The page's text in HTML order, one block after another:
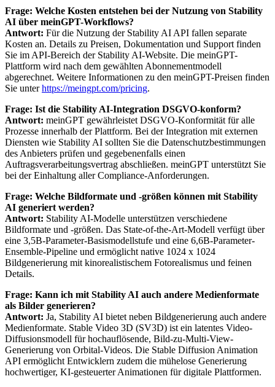
Frage: Welche Kosten entstehen bei der Nutzung von Stability
AI über meinGPT-Workflows?
Antwort: Für die Nutzung der Stability AI API fallen separate
Kosten an. Details zu Preisen, Dokumentation und Support finden
Sie im API-Bereich der Stability AI-Website. Die meinGPT-
Plattform wird nach dem gewählten Abonnementmodell
abgerechnet. Weitere Informationen zu den meinGPT-Preisen finden
Sie unterhttps://meingpt.com/pricing.
Frage: Ist die Stability AI-Integration DSGVO-konform?
Antwort: meinGPT gewährleistet DSGVO-Konformität für alle
Prozesse innerhalb der Plattform. Bei der Integration mit externen
Diensten wie Stability AI sollten Sie die Datenschutzbestimmungen
des Anbieters prüfen und gegebenenfalls einen
Auftragsverarbeitungsvertrag abschließen. meinGPT unterstützt Sie
bei der Einhaltung aller Compliance-Anforderungen.
Frage: Welche Bildformate und -größen können mit Stability
AI generiert werden?
Antwort: Stability AI-Modelle unterstützen verschiedene
Bildformate und -größen. Das State-of-the-Art-Modell verfügt über
eine 3,5B-Parameter-Basismodellstufe und eine 6,6B-Parameter-
Ensemble-Pipeline und ermöglicht native 1024 x 1024
Bildgenerierung mit kinorealistischem Fotorealismus und feinen
Details.
Frage: Kann ich mit Stability AI auch andere Medienformate
als Bilder generieren?
Antwort: Ja, Stability AI bietet neben Bildgenerierung auch andere
Medienformate. Stable Video 3D (SV3D) ist ein latentes Video-
Diffusionsmodell für hochauflösende, Bild-zu-Multi-View-
Generierung von Orbital-Videos. Die Stable Diffusion Animation
API ermöglicht Entwicklern zudem die mühelose Generierung
hochwertiger, KI-gesteuerter Animationen für digitale Plattformen.